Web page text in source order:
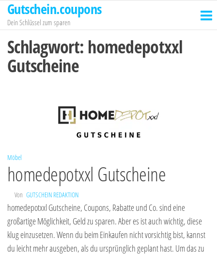
Zum
Inhalt
springen
Gutschein.coupons
Dein Schlüssel zum sparen
Schlagwort: homedepotxxl
Gutscheine
Möbel
homedepotxxl Gutscheine
Von GUTSCHEIN REDAKTION
homedepotxxl Gutscheine, Coupons, Rabatte und Co. sind eine
großartige Möglichkeit, Geld zu sparen. Aber es ist auch wichtig, diese
klug einzusetzen. Wenn du beim Einkaufen nicht vorsichtig bist, kannst
du leicht mehr ausgeben, als du ursprünglich geplant hast. Um das zu